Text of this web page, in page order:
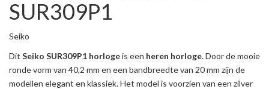
SUR309P1
Seiko
Dit Seiko SUR309P1 horlogeis een heren horloge. Door de mooie
ronde vorm van 40,2 mm en een bandbreedte van 20 mm zijn de
modellen elegant en klassiek. Het model is voorzien van een zilver